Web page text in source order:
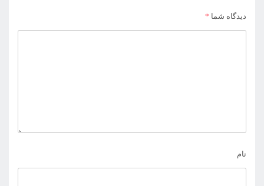
دیدگاه شما *
نام